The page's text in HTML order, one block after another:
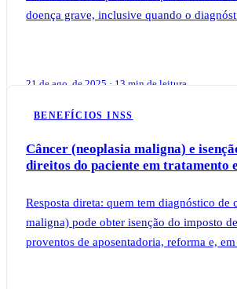
doença grave, inclusive quando o
21 de ago. de 2025 · 13 min de leitura
BENEFÍCIOS INSS
Câncer (neoplasia maligna) e
direitos do paciente em tratamento
Resposta direta: quem tem diagnóstico de
maligna) pode obter isenção do imposto
proventos de aposentadoria, reforma e,